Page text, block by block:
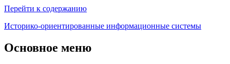
Перейти к содержанию
Историко-ориентированные информационные системы
Основное меню